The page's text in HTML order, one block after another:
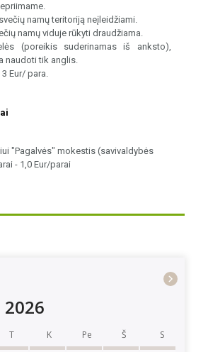
namų teritoriją neįleidžiami.
namų viduje rūkyti draudžiama.
(poreikis suderinamas iš anksto),
naudoti tik anglis.
Eur/ para.
"Pagalvės" mokestis (savivaldybės
- 1,0 Eur/parai
T K Pe Š
S